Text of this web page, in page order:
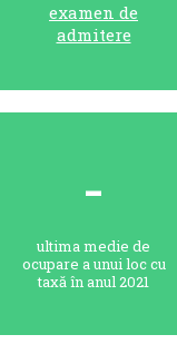
examen de
admitere
-
ultima medie de
ocupare a unui loc cu
taxă în anul 2021